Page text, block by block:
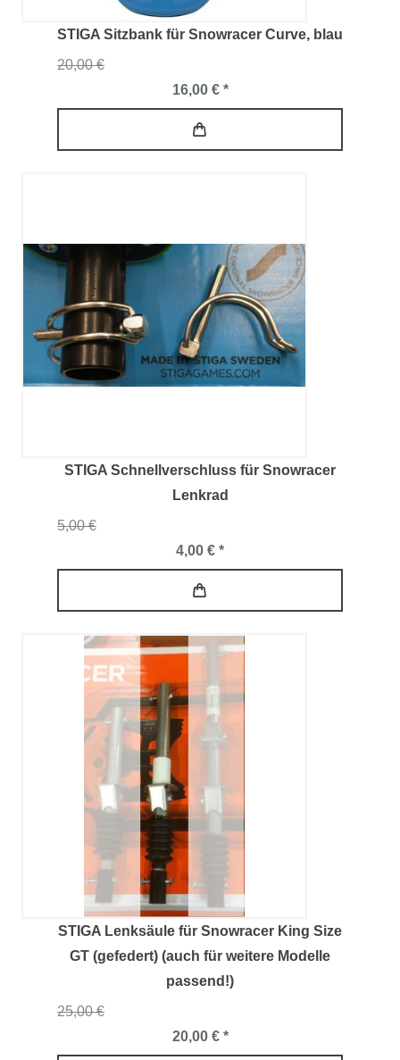
STIGA Sitzbank für Snowracer Curve, blau
20,00 €
16,00 € *
STIGA Schnellverschluss für Snowracer
Lenkrad
5,00 €
4,00 € *
STIGA Lenksäule für Snowracer King Size
GT (gefedert) (auch für weitere Modelle
passend!)
25,00 €
20,00 € *